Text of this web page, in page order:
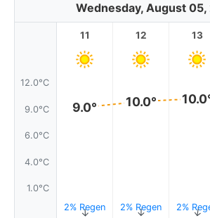
Wednesday, August
12.0°C
9.0°C
6.0°C
4.0°C
1.0°C
11
9.0°
2% Regen
↑
12
10.0°
2% Regen
↑
13
2% ↑